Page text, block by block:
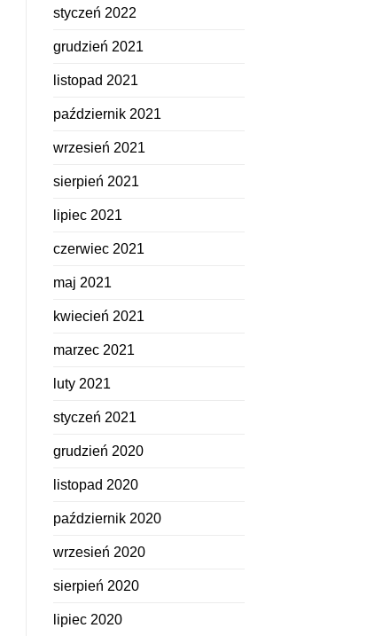
styczeń 2022
grudzień 2021
listopad 2021
październik 2021
wrzesień 2021
sierpień 2021
lipiec 2021
czerwiec 2021
maj 2021
kwiecień 2021
marzec 2021
luty 2021
styczeń 2021
grudzień 2020
listopad 2020
październik 2020
wrzesień 2020
sierpień 2020
lipiec 2020